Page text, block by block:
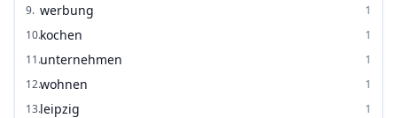
9. werbung
1
10.kochen
1
11.unternehmen
1
12.wohnen
1
13.leipzig
1